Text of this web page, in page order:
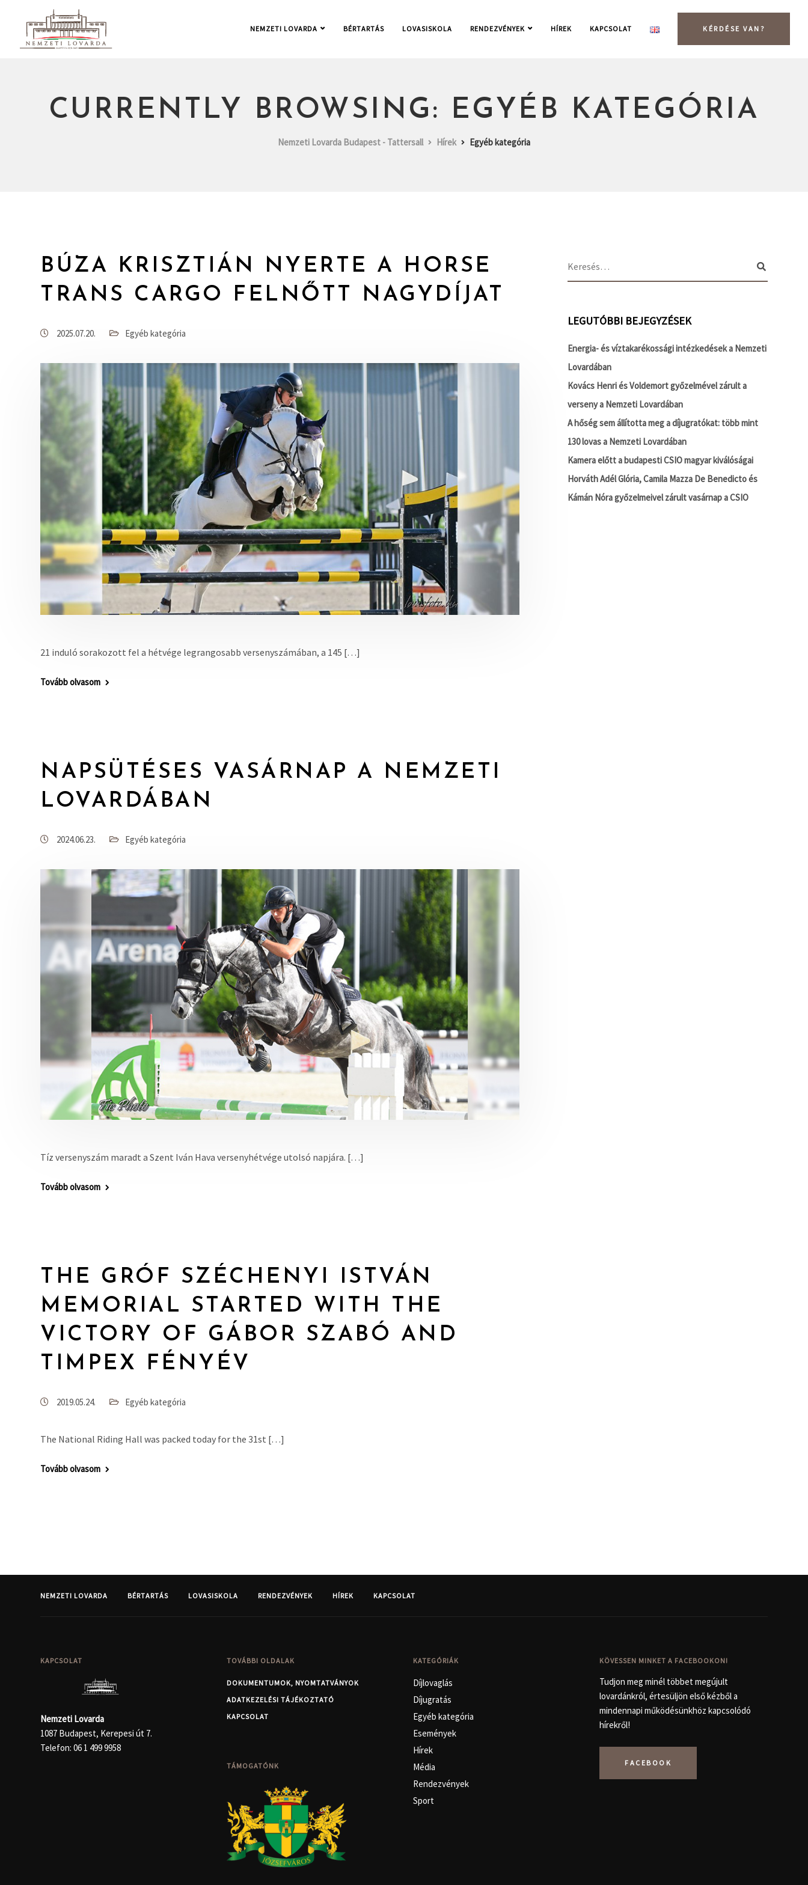
NEMZETI LOVARDA BÉRTARTÁS LOVASISKOLA RENDEZVÉNYEK HÍREK KAPCSOLAT KÉRDÉSE VAN?
CURRENTLY BROWSING: EGYÉB KATEGÓRIA
Nemzeti Lovarda Budapest - Tattersall Hírek Egyéb kategória
BÚZA KRISZTIÁN NYERTE A HORSE
TRANS CARGO FELNŐTT NAGYDÍJAT
2025.07.20. Egyéb kategória
21 induló sorakozott fel a hétvége legrangosabb versenyszámában, a 145 […]
Tovább olvasom
NAPSÜTÉSES VASÁRNAP A NEMZETI
LOVARDÁBAN
2024.06.23. Egyéb kategória
Tíz versenyszám maradt a Szent Iván Hava versenyhétvége utolsó napjára. […]
Tovább olvasom
THE GRÓF SZÉCHENYI ISTVÁN
MEMORIAL STARTED WITH THE
VICTORY OF GÁBOR SZABÓ AND
TIMPEX FÉNYÉV
2019.05.24. Egyéb kategória
The National Riding Hall was packed today for the 31st […]
Tovább olvasom
LEGUTÓBBI BEJEGYZÉSEK
Energia- és víztakarékossági intézkedések a Nemzeti
Lovardában
Kovács Henri és Voldemort győzelmével zárult a
verseny a Nemzeti Lovardában
A hőség sem állította meg a díjugratókat: több mint
130 lovas a Nemzeti Lovardában
Kamera előtt a budapesti CSIO magyar kiválóságai
Horváth Adél Glória, Camila Mazza De Benedicto és
Kámán Nóra győzelmeivel zárult vasárnap a CSIO
NEMZETI LOVARDA BÉRTARTÁS LOVASISKOLA RENDEZVÉNYEK HÍREK KAPCSOLAT
KAPCSOLAT
Nemzeti Lovarda
1087 Budapest, Kerepesi út 7.
Telefon: 06 1 499 9958
TOVÁBBI OLDALAK
DOKUMENTUMOK, NYOMTATVÁNYOK
ADATKEZELÉSI TÁJÉKOZTATÓ
KAPCSOLAT
TÁMOGATÓNK
KATEGÓRIÁK
Díjlovaglás
Díjugratás
Egyéb kategória
Események
Hírek
Média
Rendezvények
Sport
KÖVESSEN MINKET A FACEBOOKON!
Tudjon meg minél többet megújult
lovardánkról, értesüljön első kézből a
mindennapi működésünkhöz kapcsolódó
hírekről!
FACEBOOK